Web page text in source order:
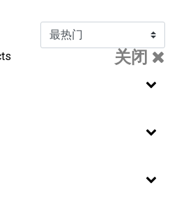
关闭